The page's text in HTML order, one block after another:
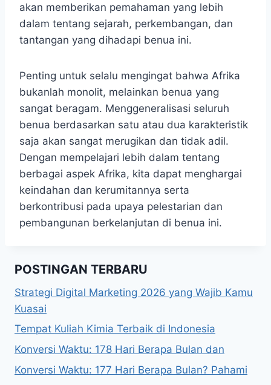
akan memberikan pemahaman yang lebih
dalam tentang sejarah, perkembangan, dan
tantangan yang dihadapi benua ini.
Penting untuk selalu mengingat bahwa Afrika
bukanlah monolit, melainkan benua yang
sangat beragam. Menggeneralisasi seluruh
benua berdasarkan satu atau dua karakteristik
saja akan sangat merugikan dan tidak adil.
Dengan mempelajari lebih dalam tentang
berbagai aspek Afrika, kita dapat menghargai
keindahan dan kerumitannya serta
berkontribusi pada upaya pelestarian dan
pembangunan berkelanjutan di benua ini.
POSTINGAN TERBARU
Strategi Digital Marketing 2026 yang Wajib Kamu
Kuasai
Tempat Kuliah Kimia Terbaik di Indonesia
Konversi Waktu: 178 Hari Berapa Bulan dan
Konversi Waktu: 177 Hari Berapa Bulan? Pahami